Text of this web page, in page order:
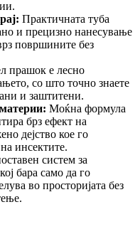
Практичната туба
и прецизно нанесување
површините без
прашок е лесно
со што точно знаете
и заштитени.
Моќна формула
брз ефект на
дејство кое го
инсектите.
систем за
бара само да го
во просторијата без